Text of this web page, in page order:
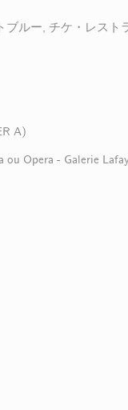
ルー, チケ・レスト
A)
ou Opera - Galerie